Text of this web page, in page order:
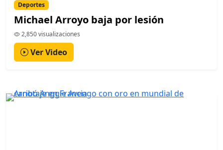
Deportes
Michael Arroyo baja por lesión
2,850 visualizaciones
Ver Video